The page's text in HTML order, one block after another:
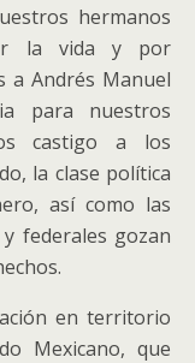
hermanos
la vida y por
a Andrés Manuel
para nuestros
castigo a los
la clase política
así como las
federales gozan
en territorio
Mexicano, que